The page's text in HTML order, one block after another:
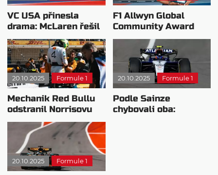
VC USA přinesla
drama: McLaren řešil
kolizi i spor s Red
Bullem
F1 Allwyn Global
Community Award
zná svého dalšího
20.10.2025 Formule 1
Mechanik Red Bullu
odstranil Norrisovu
referenční nálepku
20.10.2025 Formule 1
Podle Sainze
chybovali oba:
20.10.2025 Formule 1